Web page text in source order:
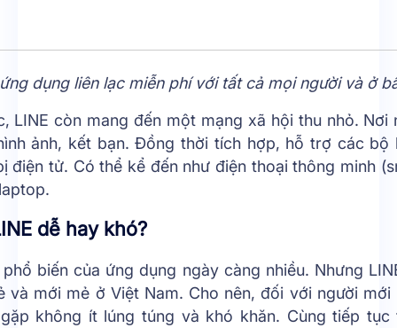
dụng liên lạc miễn phí với tất cả mọi người và ở
LINE còn mang đến một mạng xã hội thu nhỏ. Nơi
ảnh, kết bạn. Đồng thời tích hợp, hỗ trợ các bộ
điện tử. Có thể kể đến như điện thoại thông minh
dễ hay khó?
biến của ứng dụng ngày càng nhiều. Nhưng
và mới mẻ ở Việt Nam. Cho nên, đối với người
không ít lúng túng và khó khăn. Cùng tiếp